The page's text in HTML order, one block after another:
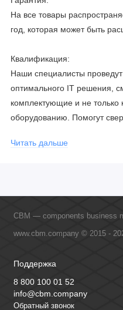
На все товары
год, которая может быть
Квалификация:
Наши специалисты
оптимального IT решения,
комплектующие и не
оборудованию. Помогут
официальными
Читать дальше
CBM — components business
www.cbm.company © 2015 -
Поддержка
8 800 100 01 52
info@cbm.company
Обратный звонок